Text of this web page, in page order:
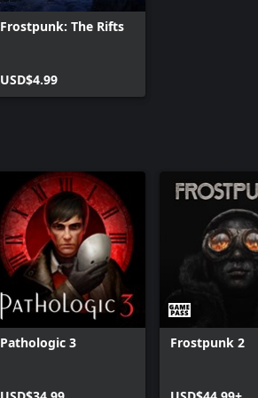
Frostpunk: The Rifts
USD$4.99
Pathologic 3 Frostpunk 2